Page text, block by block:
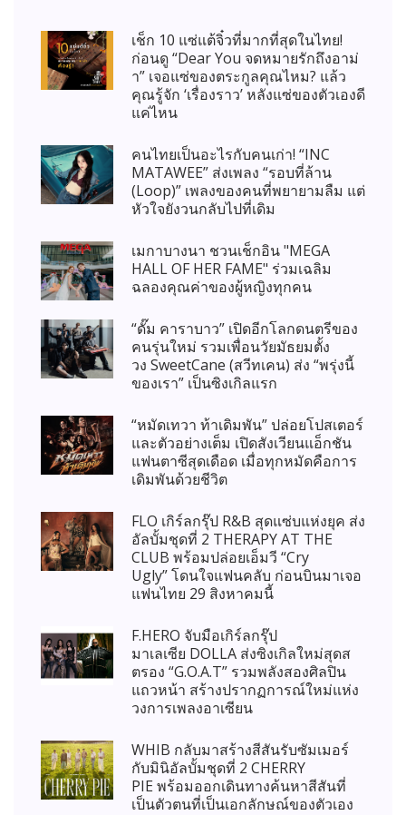
เช็ก 10 แซ่แต้จิ๋วที่มากที่สุดในไทย!
ก่อนดู “Dear You จดหมายรักถึงอาม่
า” เจอแซ่ของตระกูลคุณไหม? แล้ว
คุณรู้จัก ‘เรื่องราว’ หลังแซ่ของตัวเองดี
แค่ไหน
คนไทยเป็นอะไรกับคนเก่า! “INC
MATAWEE” ส่งเพลง “รอบที่ล้าน
(Loop)” เพลงของคนที่พยายามลืม แต่
หัวใจยังวนกลับไปที่เดิม
เมกาบางนา ชวนเช็กอิน "MEGA
HALL OF HER FAME" ร่วมเฉลิม
ฉลองคุณค่าของผู้หญิงทุกคน
“ดั๊ม คาราบาว” เปิดอีกโลกดนตรีของ
คนรุ่นใหม่ รวมเพื่อนวัยมัธยมตั้ง
วง SweetCane (สวีทเคน) ส่ง “พรุ่งนี้
ของเรา” เป็นซิงเกิลแรก
“หมัดเทวา ท้าเดิมพัน” ปล่อยโปสเตอร์
และตัวอย่างเต็ม เปิดสังเวียนแอ็กชัน
แฟนตาซีสุดเดือด เมื่อทุกหมัดคือการ
เดิมพันด้วยชีวิต
FLO เกิร์ลกรุ๊ป R&B สุดแซ่บแห่งยุค ส่ง
อัลบั้มชุดที่ 2 THERAPY AT THE
CLUB พร้อมปล่อยเอ็มวี “Cry
Ugly” โดนใจแฟนคลับ ก่อนบินมาเจอ
แฟนไทย 29 สิงหาคมนี้
F.HERO จับมือเกิร์ลกรุ๊ป
มาเลเซีย DOLLA ส่งซิงเกิลใหม่สุดส
ตรอง “G.O.A.T” รวมพลังสองศิลปิน
แถวหน้า สร้างปรากฏการณ์ใหม่แห่ง
วงการเพลงอาเซียน
WHIB กลับมาสร้างสีสันรับซัมเมอร์
กับมินิอัลบั้มชุดที่ 2 CHERRY
PIE พร้อมออกเดินทางค้นหาสีสันที่
เป็นตัวตนที่เป็นเอกลักษณ์ของตัวเอง